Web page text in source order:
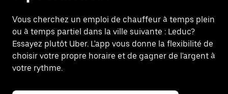
Vous cherchez un emploi de chauffeur à temps plein
ou à temps partiel dans la ville suivante : Leduc?
Essayez plutôt Uber. L'app vous donne la flexibilité de
choisir votre propre horaire et de gagner de l'argent à
votre rythme.